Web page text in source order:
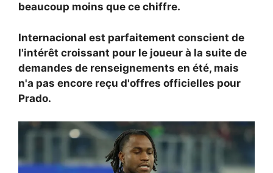
beaucoup moins que ce chiffre.
Internacional est parfaitement conscient de
l'intérêt croissant pour le joueur à la suite de
demandes de renseignements en été, mais
n'a pas encore reçu d'offres officielles pour
Prado.